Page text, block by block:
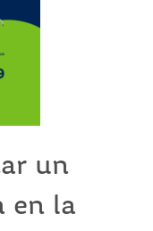
un
en la